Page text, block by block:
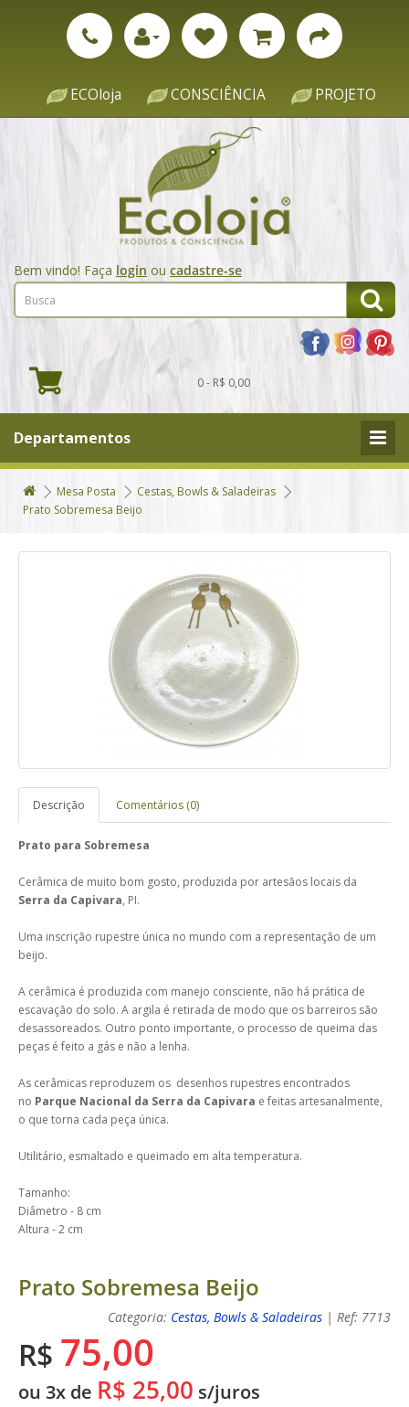
ECOloja CONSCIÊNCIA PROJETO
Bem vindo! Faça login ou cadastre-se
0 - R$ 0,00
Departamentos
Mesa Posta
Cestas, Bowls & Saladeiras
Prato Sobremesa Beijo
Descrição Comentários (0)
Prato para Sobremesa
Cerâmica de muito bom gosto, produzida por artesãos locais da
Serra da Capivara, PI.
Uma inscrição rupestre única no mundo com a representação de um
beijo.
A cerâmica é produzida com manejo consciente, não há prática de
escavação do solo. A argila é retirada de modo que os barreiros são
desassoreados. Outro ponto importante, o processo de queima das
peças é feito a gás e não a lenha.
As cerâmicas reproduzem os desenhos rupestres encontrados
no Parque Nacional da Serra da Capivara e feitas artesanalmente,
o que torna cada peça única.
Utilitário, esmaltado e queimado em alta temperatura.
Tamanho:
Diâmetro - 8 cm
Altura - 2 cm
Prato Sobremesa Beijo
Categoria: Cestas, Bowls & Saladeiras | Ref: 7713
R$ 75,00
ou 3x de R$ 25,00 s/juros